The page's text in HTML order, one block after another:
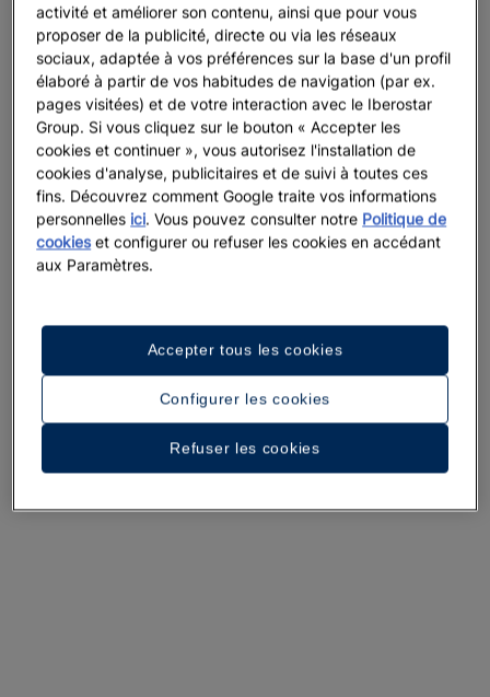
activité et améliorer son contenu, ainsi que pour vous
proposer de la publicité, directe ou via les réseaux
sociaux, adaptée à vos préférences sur la base d'un profil
élaboré à partir de vos habitudes de navigation (par ex.
pages visitées) et de votre interaction avec le Iberostar
Group. Si vous cliquez sur le bouton « Accepter les
cookies et continuer », vous autorisez l'installation de
cookies d'analyse, publicitaires et de suivi à toutes ces
fins. Découvrez comment Google traite vos informations
personnelles ici. Vous pouvez consulter notre Politique de
cookies et configurer ou refuser les cookies en accédant
aux Paramètres.
Configurer les cookies
Refuser les cookies
Accepter tous les cookies